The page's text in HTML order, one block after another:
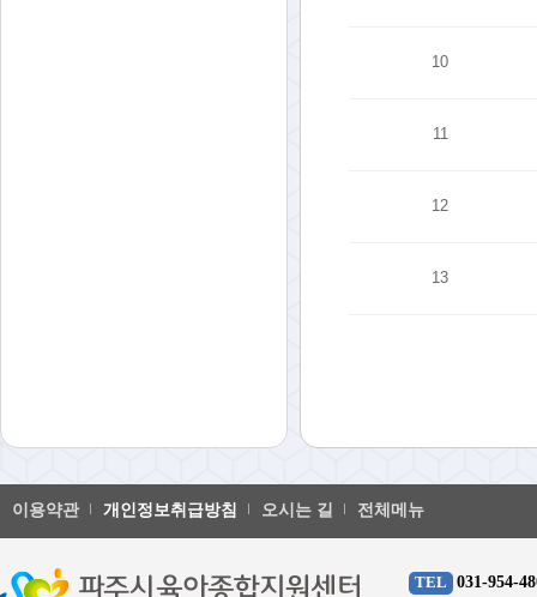
10
11
12
13
이용약관 개인정보취급방침 오시는 길 전체메뉴
TEL 031-954-